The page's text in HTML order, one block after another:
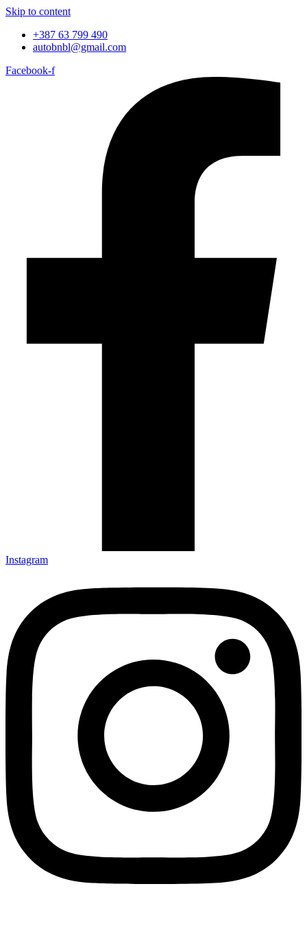
Skip to content
+387 63 799 490
autobnbl@gmail.com
Facebook-f
Instagram